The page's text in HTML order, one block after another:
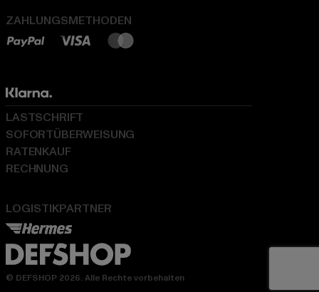
ZAHLUNGSMETHODEN
LOGISTIKPARTNER
LASTSCHRIFT
SOFORTÜBERWEISUNG
RATENKAUF
RECHNUNG
© DEFSHOP 2026. Alle Rechte vorbehalten